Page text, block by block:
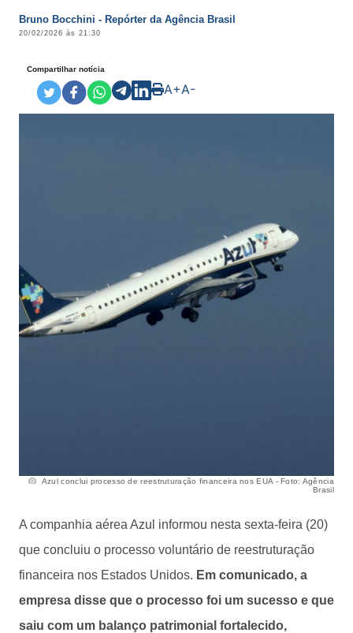
Bruno Bocchini - Repórter da Agência Brasil
20/02/2026 às 21:30
Compartilhar notícia
A+A-
Azul conclui processo de reestruturação financeira nos EUA - Foto: Agência
Brasil
A companhia aérea Azul informou nesta sexta-feira (20)
que concluiu o processo voluntário de reestruturação
financeira nos Estados Unidos. Em comunicado, a
empresa disse que o processo foi um sucesso e que
saiu com um balanço patrimonial fortalecido,